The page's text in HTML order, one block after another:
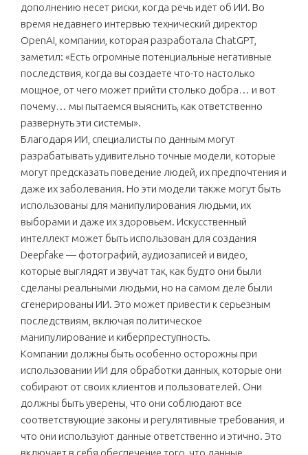
дополнению несет риски, когда речь идет об ИИ. Во
время недавнего интервью технический директор
OpenAI, компании, которая разработала ChatGPT,
заметил: «Есть огромные потенциальные негативные
последствия, когда вы создаете что-то настолько
мощное, от чего может прийти столько добра… и вот
почему… мы пытаемся выяснить, как ответственно
развернуть эти системы».
Благодаря ИИ, специалисты по данным могут
разрабатывать удивительно точные модели, которые
могут предсказать поведение людей, их предпочтения и
даже их заболевания. Но эти модели также могут быть
использованы для манипулирования людьми, их
выборами и даже их здоровьем. Искусственный
интеллект может быть использован для создания
Deepfake — фотографий, аудиозаписей и видео,
которые выглядят и звучат так, как будто они были
сделаны реальными людьми, но на самом деле были
сгенерированы ИИ. Это может привести к серьезным
последствиям, включая политическое
манипулирование и киберпреступность.
Компании должны быть особенно осторожны при
использовании ИИ для обработки данных, которые они
собирают от своих клиентов и пользователей. Они
должны быть уверены, что они соблюдают все
соответствующие законы и регулятивные требования, и
что они используют данные ответственно и этично. Это
включает в себя обеспечение того, что данные